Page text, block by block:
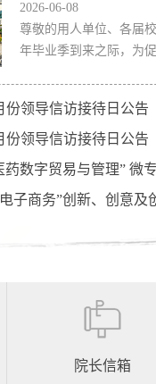
2026-06-08
尊敬的用人单位、各届
年毕业季到来之际，为
份领导信访接待日公告
份领导信访接待日公告
药数字贸易与管理” 微
子商务”创新、创意及
院长信箱